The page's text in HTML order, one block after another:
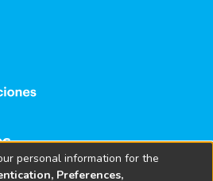
personal information for the
Preferences,